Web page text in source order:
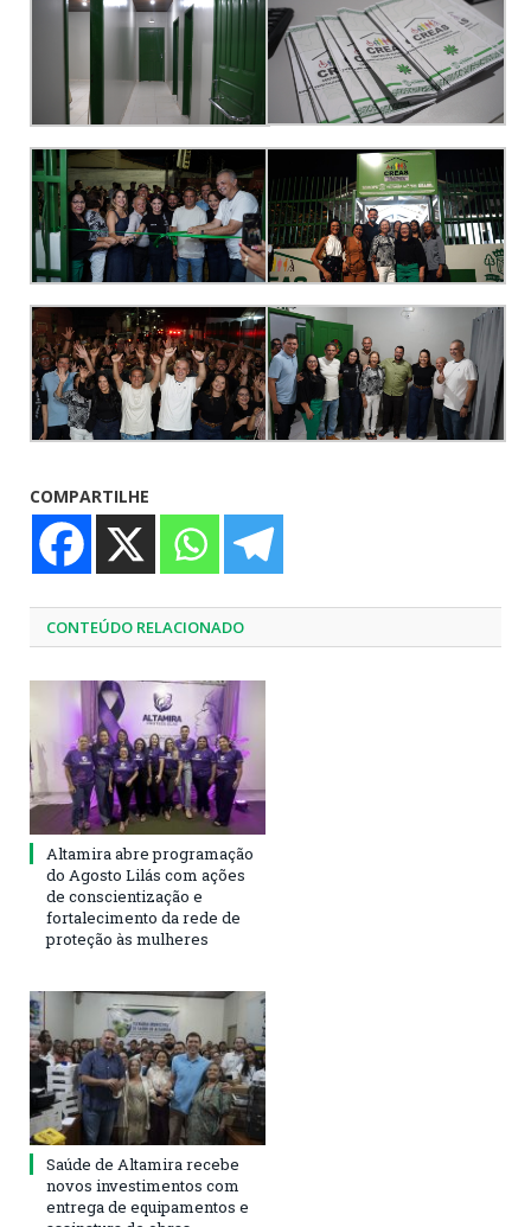
COMPARTILHE
CONTEÚDO RELACIONADO
Altamira abre programação
do Agosto Lilás com ações
de conscientização e
fortalecimento da rede de
proteção às mulheres
Saúde de Altamira recebe
novos investimentos com
entrega de equipamentos e